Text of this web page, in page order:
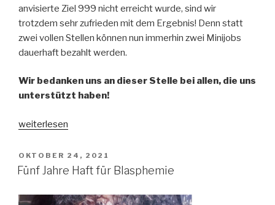
anvisierte Ziel 999 nicht erreicht wurde, sind wir
trotzdem sehr zufrieden mit dem Ergebnis! Denn statt
zwei vollen Stellen können nun immerhin zwei Minijobs
dauerhaft bezahlt werden.
Wir bedanken uns an dieser Stelle bei allen, die uns
unterstützt haben!
„Aktion
Sponsoren“
beendet!“
weiterlesen
VERÖFFENTLICHT
AM
OKTOBER 24, 2021
Fünf Jahre Haft für Blasphemie